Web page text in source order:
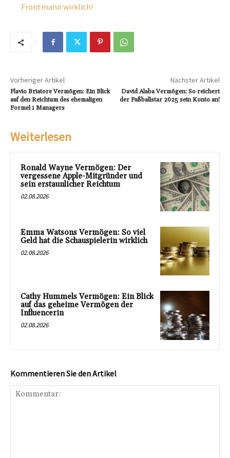
Frontmann wirklich!
Vorheriger Artikel
Flavio Briatore Vermögen: Ein Blick
auf den Reichtum des ehemaligen
Formel 1 Managers
Nächster Artikel
David Alaba Vermögen: So reichert
der Fußballstar 2025 sein Konto an!
Weiterlesen
Ronald Wayne Vermögen: Der
vergessene Apple-Mitgründer und
sein erstaunlicher Reichtum
02.08.2026
Emma Watsons Vermögen: So viel
Geld hat die Schauspielerin wirklich
02.08.2026
Cathy Hummels Vermögen: Ein Blick
auf das geheime Vermögen der
Influencerin
02.08.2026
Kommentieren Sie den Artikel